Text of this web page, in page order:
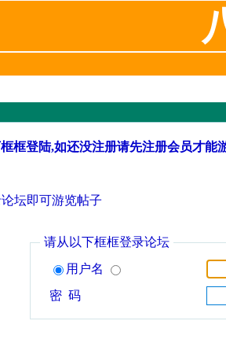
框登陆,如还没注册请先注册会员才能
坛即可游览帖子
请从以下框框登录论坛
用户名
密 码